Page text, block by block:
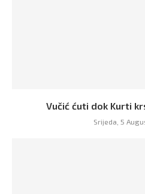
Vučić ćuti dok Kurti
Srijeda, 5